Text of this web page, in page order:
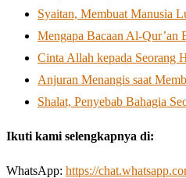
Syaitan, Membuat Manusia
Mengapa Bacaan Al-Qur’an
Cinta Allah kepada Seorang
Anjuran Menangis saat
Shalat, Penyebab Bahagia
Ikuti kami selengkapnya di:
WhatsApp: https://